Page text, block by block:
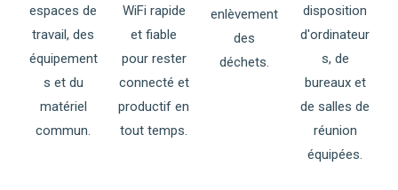
espaces de
travail, des
équipement
s et du
matériel
commun.
WiFi rapide
et fiable
pour rester
connecté et
productif en
tout temps.
enlèvement
des
déchets.
disposition
d'ordinateur
s, de
bureaux et
de salles de
réunion
équipées.